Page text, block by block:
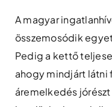
A magyar
összemosódik
Pedig a kettő
ahogy mindjárt látni
áremelkedés